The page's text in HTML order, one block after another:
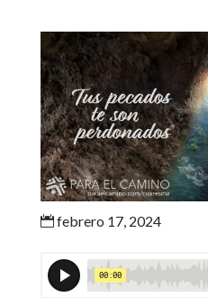
febrero 17, 2024